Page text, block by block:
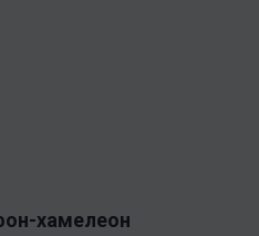
хамелеон